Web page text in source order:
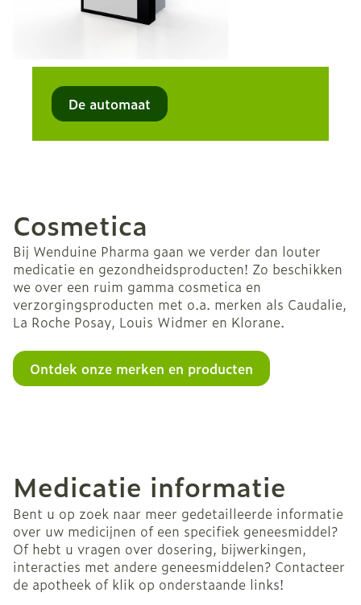
De automaat
Cosmetica
Bij Wenduine Pharma gaan we verder dan louter
medicatie en gezondheidsproducten! Zo beschikken
we over een ruim gamma cosmetica en
verzorgingsproducten met o.a. merken als Caudalie,
La Roche Posay, Louis Widmer en Klorane.
Ontdek onze merken en producten
Medicatie informatie
Bent u op zoek naar meer gedetailleerde informatie
over uw medicijnen of een specifiek geneesmiddel?
Of hebt u vragen over dosering, bijwerkingen,
interacties met andere geneesmiddelen? Contacteer
de apotheek of klik op onderstaande links!